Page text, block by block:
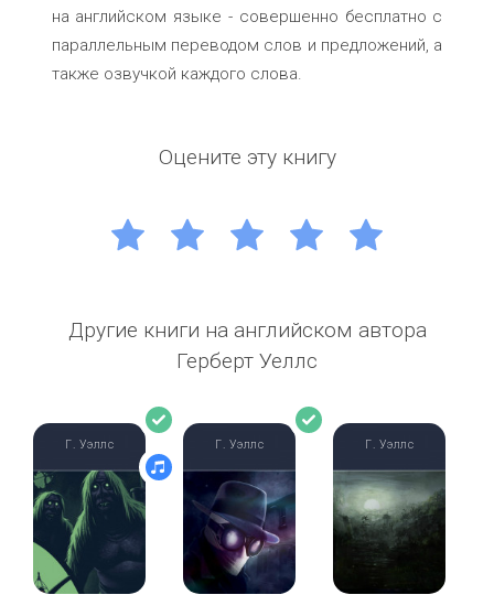
на английском языке - совершенно бесплатно с
параллельным переводом слов и предложений, а
также озвучкой каждого слова.
Оцените эту книгу
Другие книги на английском автора
Герберт Уеллс
Г. Уэллс Г. Уэллс Г. Уэллс